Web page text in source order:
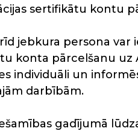
sertifikātu kontu
jebkura persona var
konta pārcelšanu uz
individuāli un
darbībām.
gadījumā